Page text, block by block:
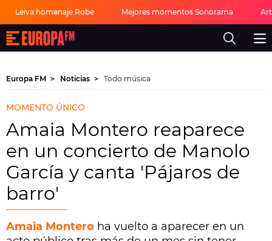
Leiva homenaje Robe Mejores momentos Sonorama
Europa
FM
-
mejor
música,
virales,
celebrities
y
estilo
de
|
FM
Europa FM Noticias Todo música
MOMENTO ÚNICO
Amaia Montero reaparece
en un concierto de Manolo
García y canta 'Pájaros de
barro'
Amaia Montero ha vuelto a aparecer en un